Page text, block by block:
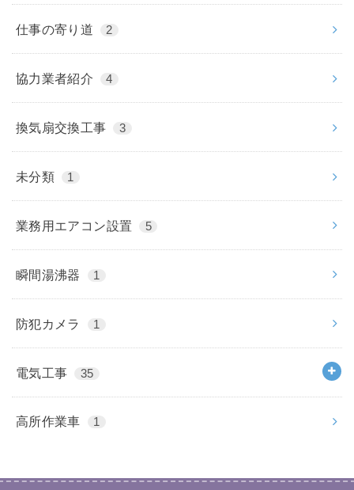
仕事の寄り道 2
協力業者紹介 4
換気扇交換工事 3
未分類 1
業務用エアコン設置 5
瞬間湯沸器 1
防犯カメラ 1
電気工事 35
高所作業車 1